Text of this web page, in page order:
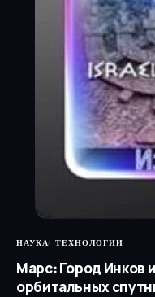
НАУКА ТЕХНОЛОГИИ
Марс: Город Инков
орбитальных